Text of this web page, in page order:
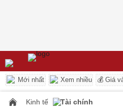
Mới nhất Xem nhiều 💰 Giá
Kinh tế Tài chính